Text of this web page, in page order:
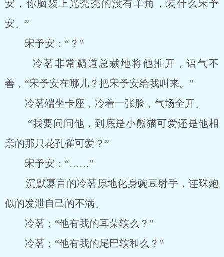
安，你脑袋上光秃秃的没有羊角，装什么宋予
安。”
宋予安：“？”
冷茗非常霸道总裁地将他推开，语气不
善，“宋予安在哪儿？把宋予安给我叫来。”
冷茗端坐卡座，冷着一张脸，气场全开。
“我要问问他，到底是小熊猫可爱还是他相
亲的那只花孔雀可爱？”
宋予安：“……”
沉默寡言的冷茗原地化身豌豆射手，连珠炮
似的发泄自己的不满。
冷茗：“他有我的耳朵软么？”
冷茗：“他有我的尾巴软和么？”